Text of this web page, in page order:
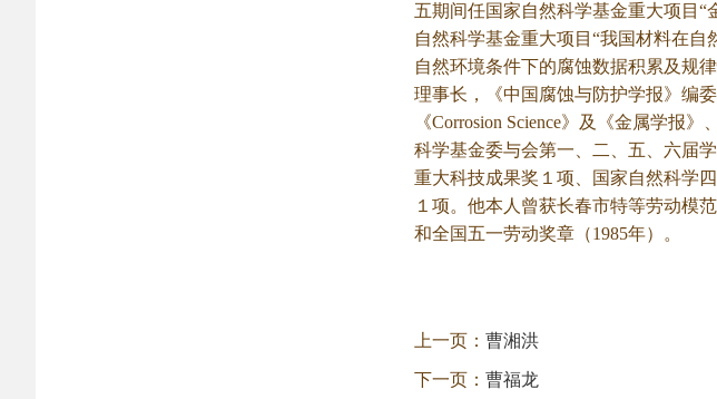
五期间任国家自然科学基金重大项目
自然科学基金重大项目“我国材料在
自然环境条件下的腐蚀数据积累及规
理事长，《中国腐蚀与防护学报》编
《Corrosion Science》及《金属学报
科学基金委与会第一、二、五、六届
重大科技成果奖１项、国家自然科学
１项。他本人曾获长春市特等劳动模
和全国五一劳动奖章（1985年）。
上一页： 曹湘洪
下一页： 曹福龙